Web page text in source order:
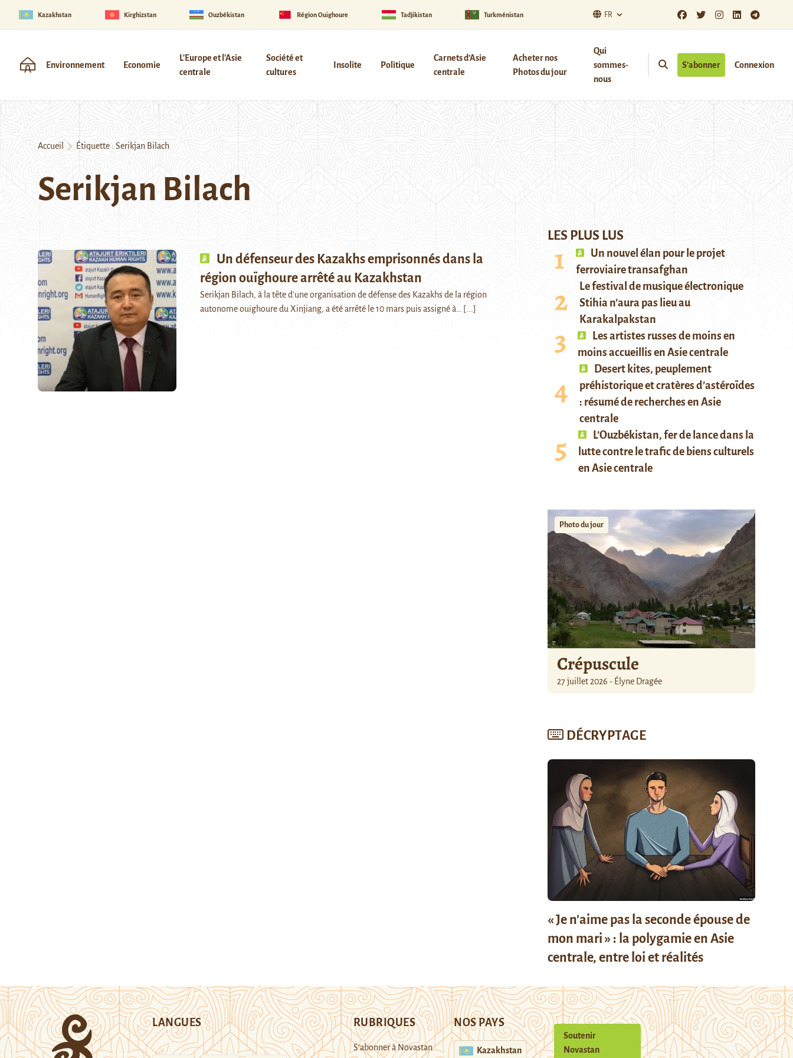
Kazakhstan Kirghizstan Ouzbékistan Région Ouïghoure Tadjikistan Turkménistan FR
Environnement Economie
L'Europe et l'Asie
centrale
Société et
cultures
Insolite Politique
Carnets d’Asie
centrale
Acheter nos
Photos du jour
Qui
sommes-
nous
S’abonner Connexion
Accueil Étiquette : Serikjan Bilach
Serikjan Bilach
Un défenseur des Kazakhs emprisonnés dans la
région ouïghoure arrêté au Kazakhstan
Serikjan Bilach, à la tête d'une organisation de défense des Kazakhs de la région
autonome ouïghoure du Xinjiang, a été arrêté le 10 mars puis assigné à…
[...]
LES PLUS LUS
Un nouvel élan pour le projet
ferroviaire transafghan
Le festival de musique électronique
Stihia n’aura pas lieu au
Karakalpakstan
Les artistes russes de moins en
moins accueillis en Asie centrale
Desert kites, peuplement
préhistorique et cratères d’astéroïdes
: résumé de recherches en Asie
centrale
L’Ouzbékistan, fer de lance dans la
lutte contre le trafic de biens culturels
en Asie centrale
Photo du jour
Crépuscule
27 juillet 2026 - Élyne Dragée
DÉCRYPTAGE
« Je n’aime pas la seconde épouse de
mon mari » : la polygamie en Asie
centrale, entre loi et réalités
LANGUES RUBRIQUES
S’abonner à Novastan
NOS PAYS
Kazakhstan
Soutenir
Novastan